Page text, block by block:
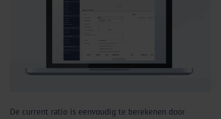
De current ratio is eenvoudig te berekenen door